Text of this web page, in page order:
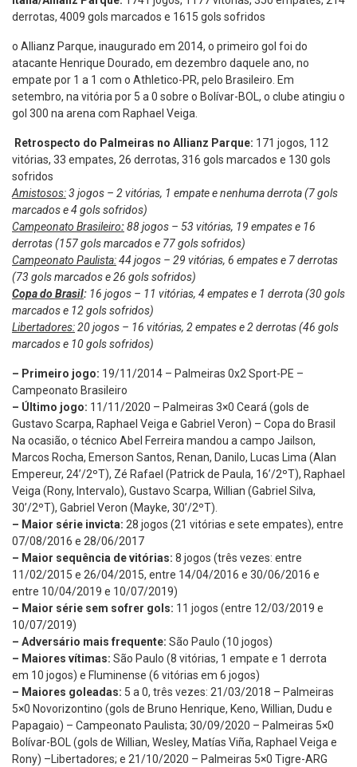
derrotas, 4009 gols marcados e 1615 gols sofridos
o Allianz Parque, inaugurado em 2014, o primeiro gol foi do
atacante Henrique Dourado, em dezembro daquele ano, no
empate por 1 a 1 com o Athletico-PR, pelo Brasileiro. Em
setembro, na vitória por 5 a 0 sobre o Bolívar-BOL, o clube atingiu o
gol 300 na arena com Raphael Veiga.
Retrospecto do Palmeiras no Allianz Parque: 171 jogos, 112
vitórias, 33 empates, 26 derrotas, 316 gols marcados e 130 gols
sofridos
Amistosos:3 jogos – 2 vitórias, 1 empate e nenhuma derrota (7 gols
marcados e 4 gols sofridos)
Campeonato Brasileiro:88 jogos – 53 vitórias, 19 empates e 16
derrotas (157 gols marcados e 77 gols sofridos)
Campeonato Paulista:44 jogos – 29 vitórias, 6 empates e 7 derrotas
(73 gols marcados e 26 gols sofridos)
Copa do Brasil: 16 jogos – 11 vitórias, 4 empates e 1 derrota (30 gols
marcados e 12 gols sofridos)
Libertadores:20 jogos – 16 vitórias, 2 empates e 2 derrotas (46 gols
marcados e 10 gols sofridos)
– Primeiro jogo: 19/11/2014 – Palmeiras 0x2 Sport-PE –
Campeonato Brasileiro
– Último jogo: 11/11/2020 – Palmeiras 3×0 Ceará (gols de
Gustavo Scarpa, Raphael Veiga e Gabriel Veron) – Copa do Brasil
Na ocasião, o técnico Abel Ferreira mandou a campo Jailson,
Marcos Rocha, Emerson Santos, Renan, Danilo, Lucas Lima (Alan
Empereur, 24’/2ºT), Zé Rafael (Patrick de Paula, 16’/2ºT), Raphael
Veiga (Rony, Intervalo), Gustavo Scarpa, Willian (Gabriel Silva,
30’/2ºT), Gabriel Veron (Mayke, 30’/2ºT).
– Maior série invicta: 28 jogos (21 vitórias e sete empates), entre
07/08/2016 e 28/06/2017
– Maior sequência de vitórias: 8 jogos (três vezes: entre
11/02/2015 e 26/04/2015, entre 14/04/2016 e 30/06/2016 e
entre 10/04/2019 e 10/07/2019)
– Maior série sem sofrer gols: 11 jogos (entre 12/03/2019 e
10/07/2019)
– Adversário mais frequente: São Paulo (10 jogos)
– Maiores vítimas: São Paulo (8 vitórias, 1 empate e 1 derrota
em 10 jogos) e Fluminense (6 vitórias em 6 jogos)
– Maiores goleadas: 5 a 0, três vezes: 21/03/2018 – Palmeiras
5×0 Novorizontino (gols de Bruno Henrique, Keno, Willian, Dudu e
Papagaio) – Campeonato Paulista; 30/09/2020 – Palmeiras 5×0
Bolívar-BOL (gols de Willian, Wesley, Matías Viña, Raphael Veiga e
Rony) –Libertadores; e 21/10/2020 – Palmeiras 5×0 Tigre-ARG